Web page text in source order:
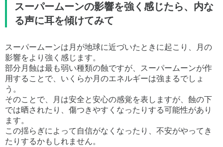
スーパームーンの影響を強く感じたら、内な
る声に耳を傾けてみて
スーパームーンは月が地球に近づいたときに起こり、月の
影響をより強く感じます。
部分月蝕は最も弱い種類の蝕ですが、スーパームーンが作
用することで、いくらか月のエネルギーは強まるでしょ
う。
そのことで、月は安全と安心の感覚を表しますが、蝕の下
では晒されたり、傷つきやすくなったりする可能性があり
ます。
この揺らぎによって自信がなくなったり、不安がやってき
たりするかもしれません。